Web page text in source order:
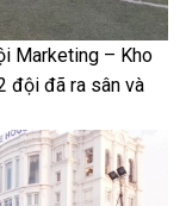
Marketing – Kho
đội đã ra sân và